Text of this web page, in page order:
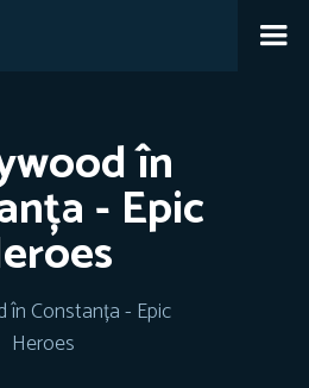
în
- Epic
în Constanța - Epic
Heroes